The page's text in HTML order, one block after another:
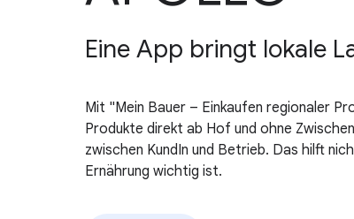
Eine App bringt lokale
Mit "Mein Bauer – Einkaufen regionaler
Produkte direkt ab Hof und ohne
zwischen KundIn und Betrieb. Das hilft
Ernährung wichtig ist.